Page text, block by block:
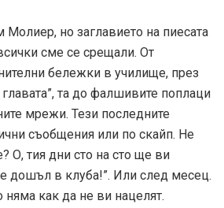
Молиер, но заглавието на пиесата
сме се срещали. От
бележки в училище, през
та до фалшивите поплаци
мрежи. Тези последните
съобщения или по скайп. Не
О, тия дни сто на сто ще ви
дошъл в клуба!”. Или след месец.
няма как да не ви нацелят.